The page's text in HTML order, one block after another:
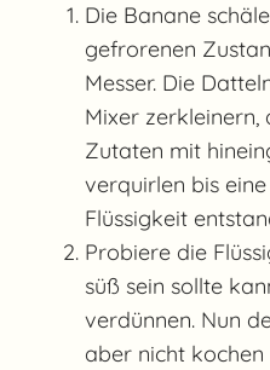
Die Banane
gefrorenen
Messer. Die
Mixer zerkleinern,
Zutaten mit
verquirlen bis
Flüssigkeit
Probiere die
süß sein sollte
verdünnen. Nun
aber nicht